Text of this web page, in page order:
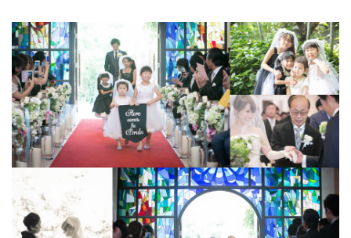
Bridal Fair
follow us
Facebook Wedding Restaurant Youtube